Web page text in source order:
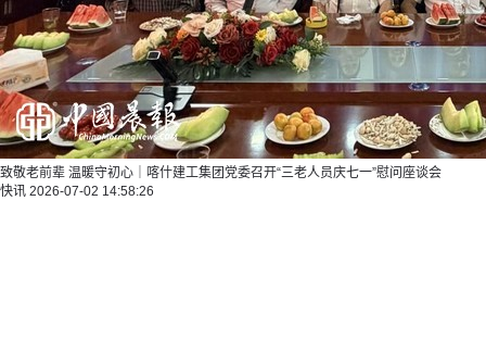
致敬老前辈 温暖守初心｜喀什建工集团党委召开“三老人员庆七一”慰问座谈会
快讯 2026-07-02 14:58:26